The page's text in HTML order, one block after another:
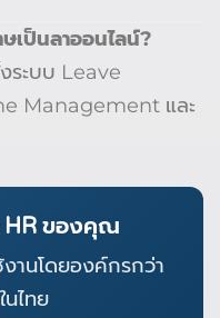
เป็นลาออนไลน์?
ระบบ Leave
Management และ
HR ของคุณ
านโดยองค์กรกว่า
ไทย